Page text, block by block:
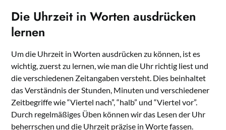
Die Uhrzeit in Worten ausdrücken
lernen
Um die Uhrzeit in Worten ausdrücken zu können, ist es
wichtig, zuerst zu lernen, wie man die Uhr richtig liest und
die verschiedenen Zeitangaben versteht. Dies beinhaltet
das Verständnis der Stunden, Minuten und verschiedener
Zeitbegriffe wie “Viertel nach”, “halb” und “Viertel vor”.
Durch regelmäßiges Üben können wir das Lesen der Uhr
beherrschen und die Uhrzeit präzise in Worte fassen.